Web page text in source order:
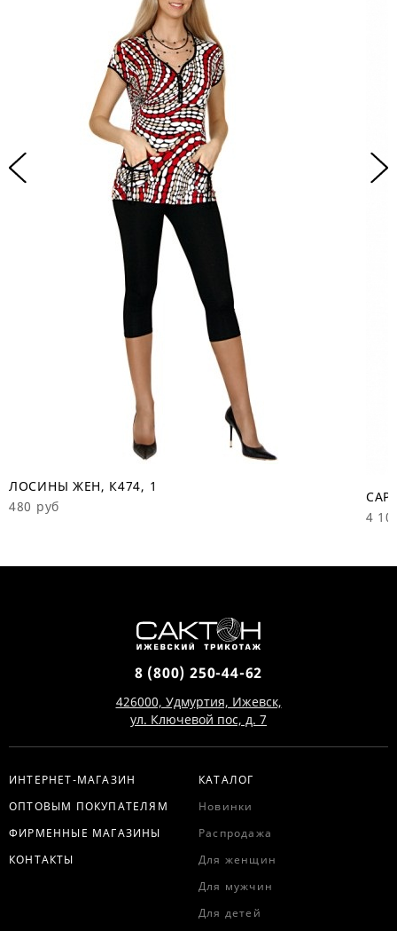
ЛОСИНЫ ЖЕН, К474, 1
480 руб
4
8 (800) 250-44-62
426000, Удмуртия, Ижевск,
ул. Ключевой пос, д. 7
ИНТЕРНЕТ-МАГАЗИН
ОПТОВЫМ ПОКУПАТЕЛЯМ
ФИРМЕННЫЕ МАГАЗИНЫ
КОНТАКТЫ
КАТАЛОГ
Новинки
Распродажа
Для женщин
Для мужчин
Для детей